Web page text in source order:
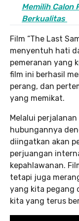
Memilih Calon
Berkualitas
Film “The Last
menyentuh hati
pemeranan yang
film ini berhasil
perang, dan
yang memikat.
Melalui
hubungannya
diingatkan akan
perjuangan
kepahlawanan.
tetapi juga
yang kita pegang
kita yang terus